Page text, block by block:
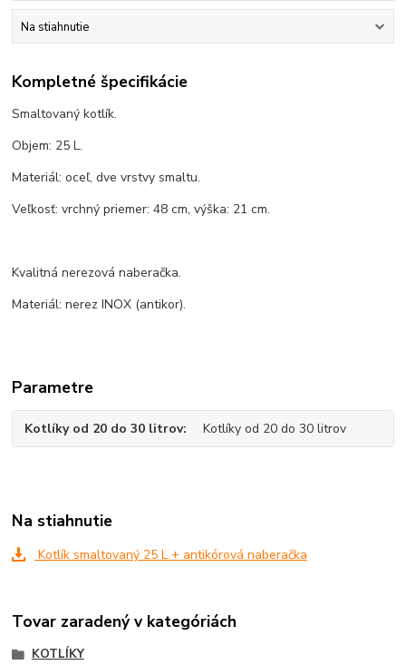
Na stiahnutie
Kompletné špecifikácie
Smaltovaný kotlík.
Objem: 25 L.
Materiál: oceľ, dve vrstvy smaltu.
Veľkosť: vrchný priemer: 48 cm, výška: 21 cm.
Kvalitná nerezová naberačka.
Materiál: nerez INOX (antikor).
Parametre
Kotlíky od 20 do 30 litrov Kotlíky od 20 do 30 litrov
Na stiahnutie
Kotlík smaltovaný 25 L + antikórová naberačka
Tovar zaradený v kategóriách
KOTLÍKY